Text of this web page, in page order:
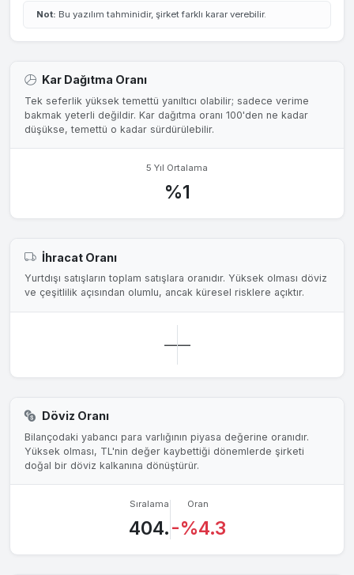
Not: Bu yazılım tahminidir, şirket farklı karar verebilir.
Kar Dağıtma Oranı
Tek seferlik yüksek temettü yanıltıcı olabilir; sadece verime
bakmak yeterli değildir. Kar dağıtma oranı 100'den ne kadar
düşükse, temettü o kadar sürdürülebilir.
5 Yıl Ortalama
%1
İhracat Oranı
Yurtdışı satışların toplam satışlara oranıdır. Yüksek olması döviz
ve çeşitlilik açısından olumlu, ancak küresel risklere açıktır.
——
Döviz Oranı
Bilançodaki yabancı para varlığının piyasa değerine oranıdır.
Yüksek olması, TL'nin değer kaybettiği dönemlerde şirketi
doğal bir döviz kalkanına dönüştürür.
Sıralama
404.
Oran
-%4.3